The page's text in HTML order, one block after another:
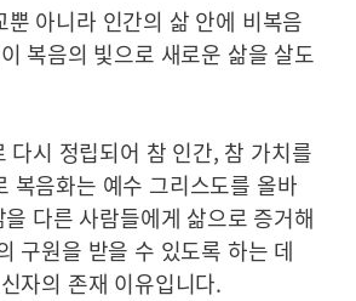
아니라 인간의 삶 안에 비복음
복음의 빛으로 새로운 삶을 살도
시 정립되어 참 인간, 참 가치를
복음화는 예수 그리스도를 올바
다른 사람들에게 삶으로 증거해
구원을 받을 수 있도록 하는 데
자의 존재 이유입니다.